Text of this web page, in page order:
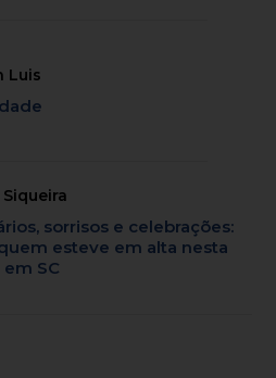
Luis
sorrisos e celebrações:
esteve em alta nesta
SC